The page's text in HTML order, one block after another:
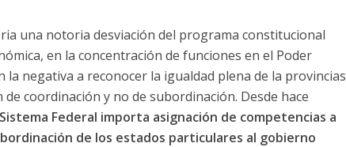
una notoria desviación del programa constitucional
en la concentración de funciones en el Poder
la negativa a reconocer la igualdad plena de la provincias
coordinación y no de subordinación. Desde hace
Federal importa asignación de competencias a
de los estados particulares al gobierno